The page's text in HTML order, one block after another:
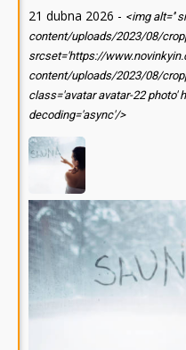
21 dubna 2026 - <img alt=''
content/uploads/2023/08/
srcset='https://
content/uploads/2023/08/
class='avatar avatar-22 photo'
decoding='async'/>